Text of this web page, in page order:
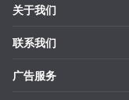
关于我们
联系我们
广告服务